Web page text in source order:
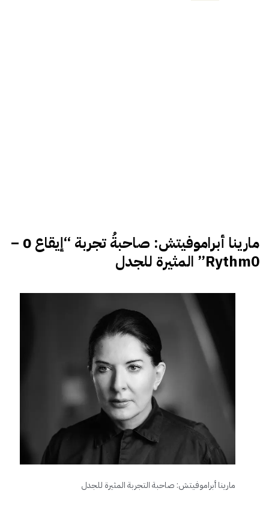
مارينا أبراموفيتش: صاحبةُ تجربة “إيقاع 0 –
Rythm0” المثيرة للجدل
مارينا أبراموفيتش: صاحبة التجربة المثيرة للجدل